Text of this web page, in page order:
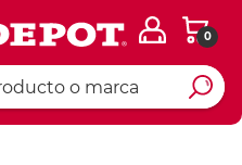
0
Ingresar Codigo